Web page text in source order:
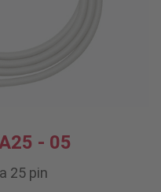
- 05
a 25 pin